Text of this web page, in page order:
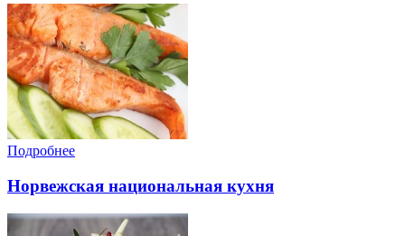
Подробнее
Норвежская национальная кухня